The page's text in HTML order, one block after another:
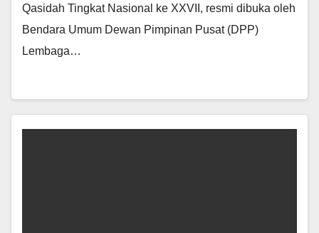
Qasidah Tingkat Nasional ke XXVII, resmi dibuka oleh
Bendara Umum Dewan Pimpinan Pusat (DPP)
Lembaga…